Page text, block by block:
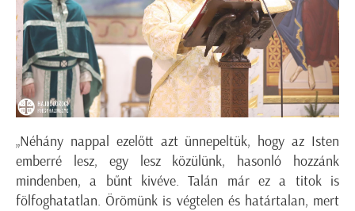
„Néhány nappal ezelőtt azt ünnepeltük, hogy az Isten
emberré lesz, egy lesz közülünk, hasonló hozzánk
mindenben, a bűnt kivéve. Talán már ez a titok is
fölfoghatatlan. Örömünk is végtelen és határtalan, mert